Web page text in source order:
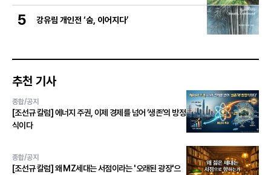
5 강유림 개인전 ‘숨, 이어지다’
추천 기사
종합/공지
[조선규 칼럼] 에너지 주권, 이제 경제를 넘어 ‘생존’의 방정
식이다
종합/공지
[조선규 칼럼] 왜 MZ세대는 서점이라는 '오래된 광장'으